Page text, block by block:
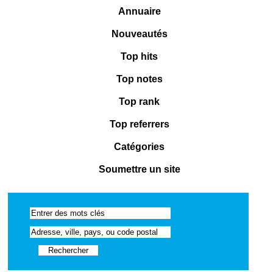
Annuaire
Nouveautés
Top hits
Top notes
Top rank
Top referrers
Catégories
Soumettre un site